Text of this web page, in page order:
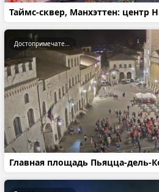
Таймс-сквер, Манхэттен: центр
Главная площадь Пьяцца-дель-
Достопримечательности